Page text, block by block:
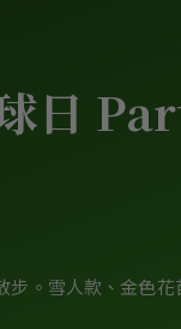
日
。雪人款、金色